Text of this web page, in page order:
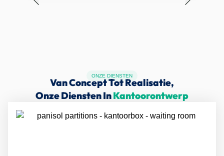
ONZE DIENSTEN
Van Concept Tot Realisatie,
Onze Diensten InKantoorontwerp